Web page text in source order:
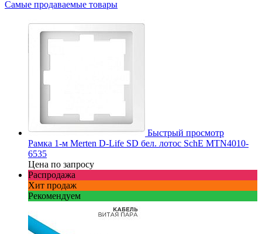
Самые продаваемые товары
Быстрый просмотр
Рамка 1-м Merten D-Life SD бел. лотос SchE MTN4010-
6535
Цена по запросу
Распродажа
Хит продаж
Рекомендуем